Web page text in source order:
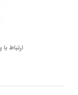
ارتباط